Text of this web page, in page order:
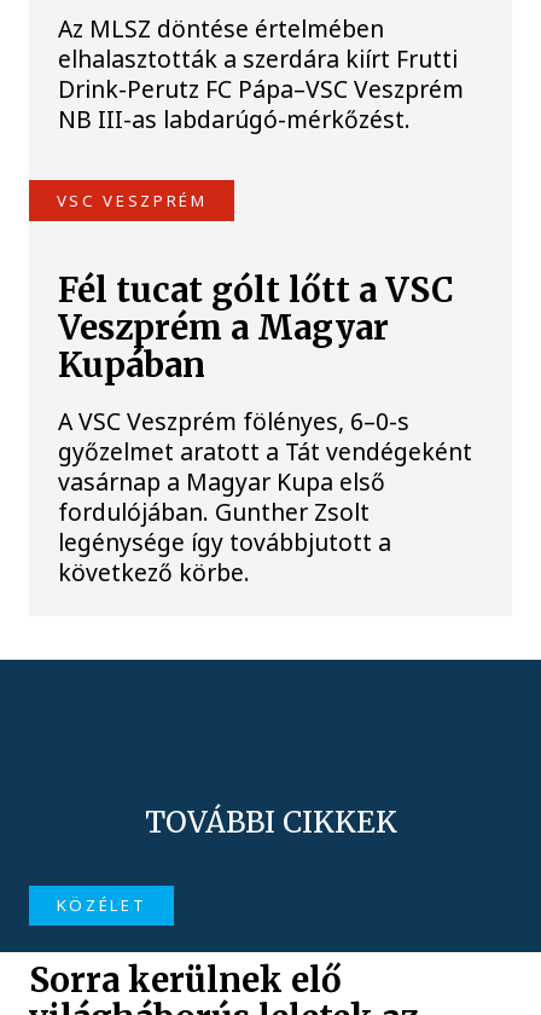
Az MLSZ döntése értelmében
elhalasztották a szerdára kiírt Frutti
Drink-Perutz FC Pápa–VSC Veszprém
NB III-as labdarúgó-mérkőzést.
VSC VESZPRÉM
Fél tucat gólt lőtt a VSC
Veszprém a Magyar
Kupában
A VSC Veszprém fölényes, 6–0-s
győzelmet aratott a Tát vendégeként
vasárnap a Magyar Kupa első
fordulójában. Gunther Zsolt
legénysége így továbbjutott a
következő körbe.
TOVÁBBI CIKKEK
KÖZÉLET
Sorra kerülnek elő